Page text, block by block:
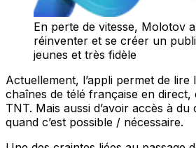
En perte de vitesse, Molotov
réinventer et se créer un
jeunes et très fidèle
Actuellement, l’appli permet de lire
chaînes de télé française en
TNT. Mais aussi d’avoir accès à
quand c’est possible / nécessaire.